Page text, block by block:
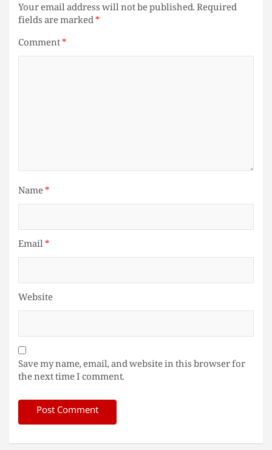
Your email address will not be published.Required
fields are marked*
Comment*
Name*
Email*
Website
Save my name, email, and website in this browser for
the next time I comment.